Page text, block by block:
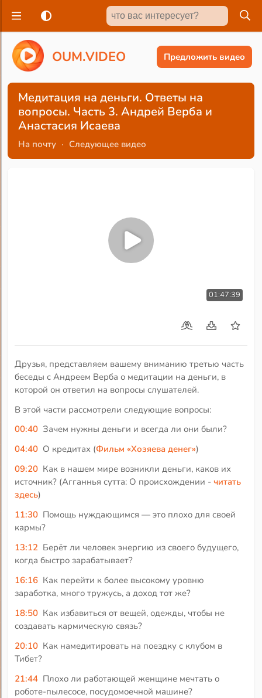
OUM.VIDEO Предложить видео
Медитация на деньги. Ответы на
вопросы. Часть 3. Андрей Верба и
Анастасия Исаева
На почту · Следующее видео
01:47:39
Друзья, представляем вашему вниманию третью часть
беседы с Андреем Верба о медитации на деньги, в
которой он ответил на вопросы слушателей.
В этой части рассмотрели следующие вопросы:
00:40 Зачем нужны деньги и всегда ли они были?
04:40 О кредитах (Фильм «Хозяева денег»)
09:20 Как в нашем мире возникли деньги, каков их
источник? (Агганнья сутта: О происхождении -читать
здесь)
11:30 Помощь нуждающимся — это плохо для своей
кармы?
13:12 Берёт ли человек энергию из своего будущего,
когда быстро зарабатывает?
16:16 Как перейти к более высокому уровню
заработка, много тружусь, а доход тот же?
18:50 Как избавиться от вещей, одежды, чтобы не
создавать кармическую связь?
20:10 Как намедитировать на поездку с клубом в
Тибет?
21:44 Плохо ли работающей женщине мечтать о
роботе-пылесосе, посудомоечной машине?